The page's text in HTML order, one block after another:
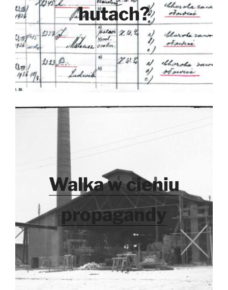
hutach?
Walka w cieniu
propagandy